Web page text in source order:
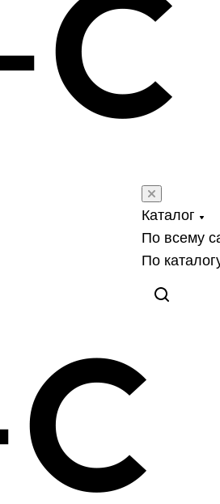
Каталог
По всему
По